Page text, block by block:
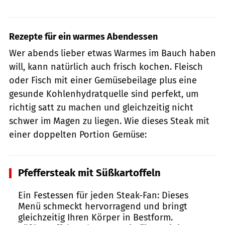
Rezepte für ein warmes Abendessen
Wer abends lieber etwas Warmes im Bauch haben
will, kann natürlich auch frisch kochen. Fleisch
oder Fisch mit einer Gemüsebeilage plus eine
gesunde Kohlenhydratquelle sind perfekt, um
richtig satt zu machen und gleichzeitig nicht
schwer im Magen zu liegen. Wie dieses Steak mit
einer doppelten Portion Gemüse:
Pfeffersteak mit Süßkartoffeln
Ein Festessen für jeden Steak-Fan: Dieses
Menü schmeckt hervorragend und bringt
gleichzeitig Ihren Körper in Bestform.